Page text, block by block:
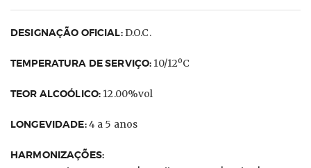
DESIGNAÇÃO OFICIAL:D.O.C.
TEMPERATURA DE SERVIÇO: 10/12ºC
TEOR ALCOÓLICO: 12.00%vol
LONGEVIDADE:4 a 5 anos
HARMONIZAÇÕES: